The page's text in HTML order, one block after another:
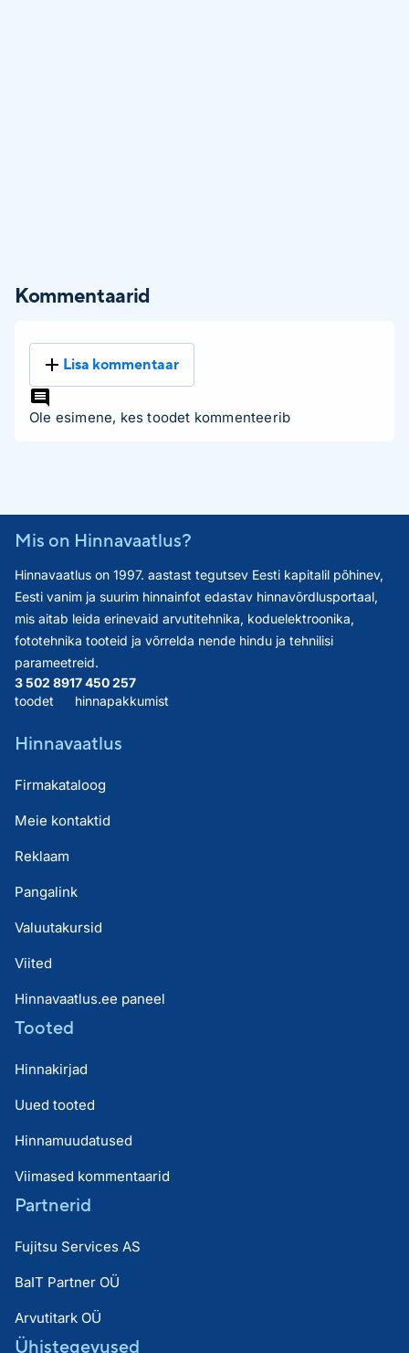
Kommentaarid
Lisa kommentaar
Ole esimene, kes toodet kommenteerib
Mis on Hinnavaatlus?
Hinnavaatlus on 1997. aastast tegutsev Eesti kapitalil põhinev,
Eesti vanim ja suurim hinnainfot edastav hinnavõrdlusportaal,
mis aitab leida erinevaid arvutitehnika, koduelektroonika,
fototehnika tooteid ja võrrelda nende hindu ja tehnilisi
parameetreid.
3 502 891
toodet
7 450 257
hinnapakkumist
Hinnavaatlus
Firmakataloog
Meie kontaktid
Reklaam
Pangalink
Valuutakursid
Viited
Hinnavaatlus.ee paneel
Tooted
Hinnakirjad
Uued tooted
Hinnamuudatused
Viimased kommentaarid
Partnerid
Fujitsu Services AS
BaIT Partner OÜ
Arvutitark OÜ
Ühistegevused